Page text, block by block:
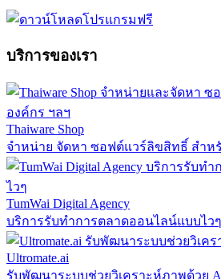
บริการของเรา
Thaiware Shop
จำหน่าย จัดหา ซอฟต์แวร์ลิขสิทธิ์ สำห
TumWai Digital Agency
บริการรับทำการตลาดออนไลน์แบบไวๆ
Ultromate.ai
รับพัฒนาระบบช่วยวิเคราะห์ภาพด้วย